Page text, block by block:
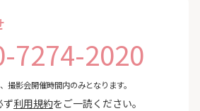
7274-2020
撮影会開催時間内のみとなります。
ず利用規約をご一読ください。